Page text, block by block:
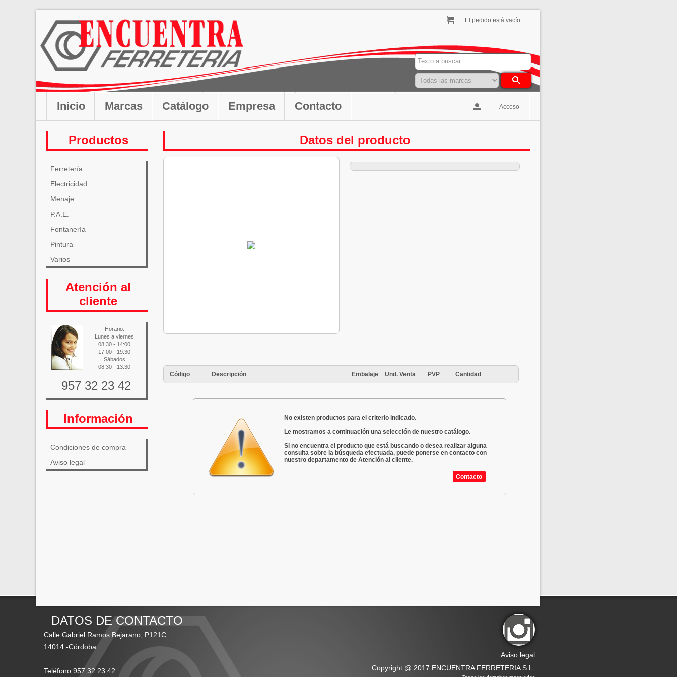
El pedido está vacío.
Inicio Marcas Catálogo Empresa Contacto Acceso
Productos
Ferretería
Electricidad
Menaje
P.A.E.
Fontanería
Pintura
Varios
Atención al
cliente
Horario:
Lunes a viernes
08:30 - 14:00
17:00 - 19:30
Sábados
08:30 - 13:30
957 32 23 42
Información
Condiciones de compra
Aviso legal
Datos del producto
Código Descripción Embalaje Und. Venta PVP Cantidad
No existen productos para el criterio indicado.
Le mostramos a continuación una selección de nuestro catálogo.
Si no encuentra el producto que está buscando o desea realizar alguna
consulta sobre la búsqueda efectuada, puede ponerse en contacto con
nuestro departamento de Atención al cliente.
Contacto
DATOS DE CONTACTO
Calle Gabriel Ramos Bejarano, P121C
14014 -Córdoba
Teléfono 957 32 23 42
Aviso legal
Copyright @ 2017 ENCUENTRA FERRETERIA S.L.